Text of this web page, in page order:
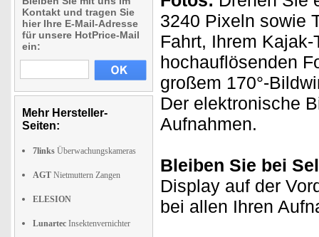
Kontakt und tragen Sie
hier Ihre E-Mail-Adresse
für unsere HotPrice-Mail
ein:
Mehr Hersteller-
Seiten:
7links Überwachungskameras
AGT Nietmuttern Zangen
ELESION
Lunartec Insektenvernichter
3240 Pixeln sowie
Fahrt, Ihrem
hochauflösenden
großem 170°-
Der elektronische
Aufnahmen.
Bleiben Sie bei
Display auf der
bei allen Ihren